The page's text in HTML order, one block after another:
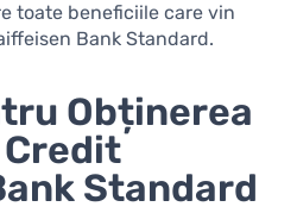
toate beneficiile care vin
Bank Standard.
Obținerea
Standard